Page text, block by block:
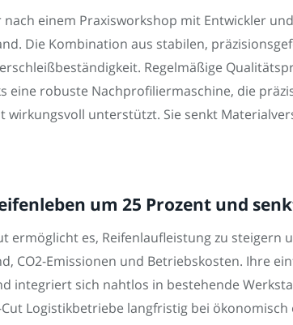
einem Praxisworkshop mit Entwickler
Die Kombination aus stabilen,
Regelmäßige
eine robuste Nachprofiliermaschine, die
unterstützt. Sie senkt
um 25 Prozent und
ermöglicht es, Reifenlaufleistung zu steigern
CO2-Emissionen und Betriebskosten. Ihre
integriert sich nahtlos in bestehende
Logistikbetriebe langfristig bei